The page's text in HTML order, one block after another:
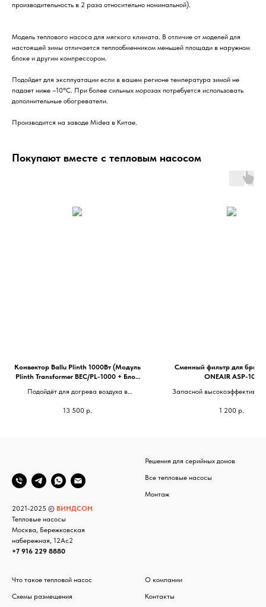
производительность в 2 раза относительно номинальной).
Модель теплового насоса для мягкого климата. В отличие от моделей для
настоящей зимы отличается теплообменником меньшей площади в наружном
блоке и другим компрессором.
Подойдет для эксплуатации если в вашем регионе температура зимой не
падает ниже –10°C. При более сильных морозах потребуется использовать
дополнительные обогреватели.
Производится на заводе Midea в Китае.
Покупают вместе с тепловым насосом
Конвектор Ballu Plinth 1000Вт (Модуль
Plinth Transformer BEC/PL-1000 + Блок
Подойдёт для догрева воздуха в
м² до комфортной температуры при
13 500 р.
Сменный фильтр для
ONEAIR ASP-100
Запасной
очистки воздуха, который
1 200 р.
2021-2025 © ВИНДСОН
Тепловые насосы
Москва, Бережковская
набережная, 12Ас2
+7 916 229 8880
Решения для серийных домов
Все тепловые насосы
Монтаж
Что такое тепловой насос
Схемы размещения
О компании
Контакты